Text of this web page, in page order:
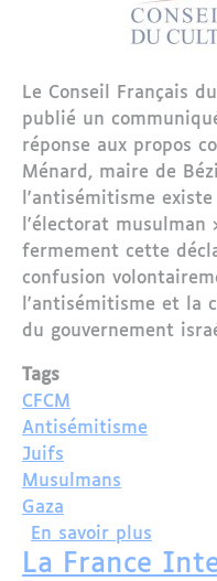
Le Conseil Français
publié un
réponse aux propos
Ménard, maire de
l'antisémitisme
l'électorat musulman
fermement cette
confusion
l'antisémitisme et la
du gouvernement
Tags
CFCM
Antisémitisme
Juifs
Musulmans
Gaza
En savoir plus
La France